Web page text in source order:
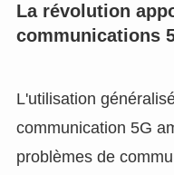
La révolution
communications
L'utilisation
communication 5G
problèmes de